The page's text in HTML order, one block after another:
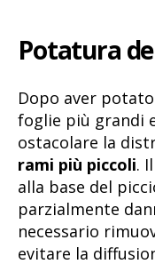
Potatura
Dopo aver
foglie più grandi
ostacolare la
rami più piccoli.
alla base del
parzialmente
necessario
evitare la